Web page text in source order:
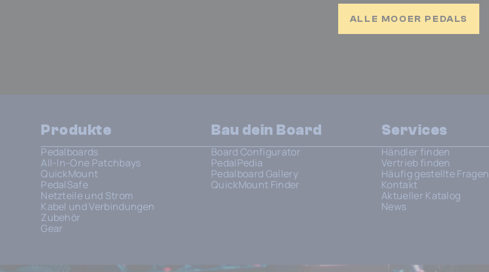
ALLE MOOER PEDALS
Produkte
Pedalboards
All-In-One Patchbays
QuickMount
PedalSafe
Netzteile und Strom
Kabel und Verbindungen
Zubehör
Gear
Bau dein Board
Board Configurator
PedalPedia
Pedalboard Gallery
QuickMount Finder
Services
Händler finden
Vertrieb finden
Häufig gestellte Fragen
Kontakt
Aktueller Katalog
News